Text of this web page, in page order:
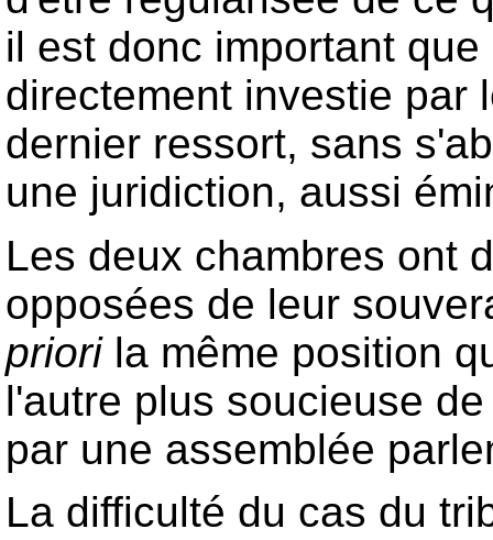
il est donc important
directement investie par
dernier ressort, sans
une juridiction, aussi
Les deux chambres ont
opposées de leur
priorila même position
l'autre plus soucieuse
par une assemblée
La difficulté du cas du